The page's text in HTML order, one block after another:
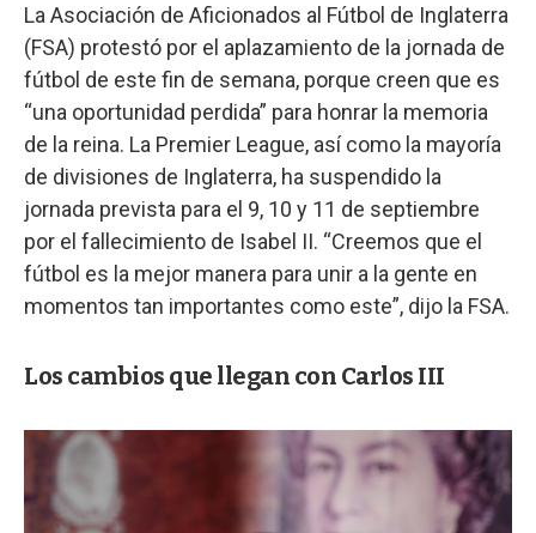
La Asociación de Aficionados al Fútbol de Inglaterra
(FSA) protestó por el aplazamiento de la jornada de
fútbol de este fin de semana, porque creen que es
“una oportunidad perdida” para honrar la memoria
de la reina. La Premier League, así como la mayoría
de divisiones de Inglaterra, ha suspendido la
jornada prevista para el 9, 10 y 11 de septiembre
por el fallecimiento de Isabel II. “Creemos que el
fútbol es la mejor manera para unir a la gente en
momentos tan importantes como este”, dijo la FSA.
Los cambios que llegan con Carlos III